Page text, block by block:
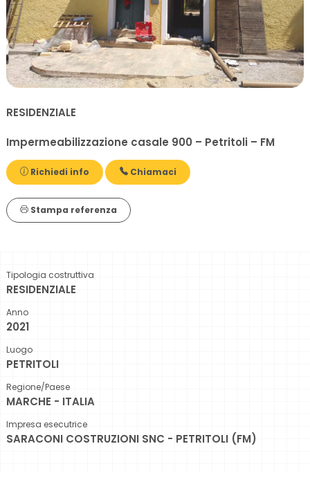
RESIDENZIALE
Impermeabilizzazione casale 900 – Petritoli – FM
Richiedi info Chiamaci
Stampa referenza
Tipologia costruttiva
RESIDENZIALE
Anno
2021
Luogo
PETRITOLI
Regione/Paese
MARCHE - ITALIA
Impresa esecutrice
SARACONI COSTRUZIONI SNC - PETRITOLI (FM)